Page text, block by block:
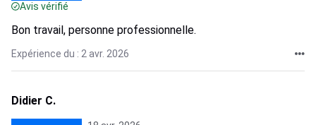
Avis vérifié
Bon travail, personne professionnelle.
Expérience du : 2 avr. 2026
Didier C.